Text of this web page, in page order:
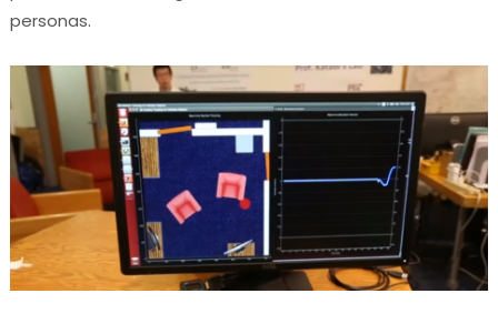
personas.